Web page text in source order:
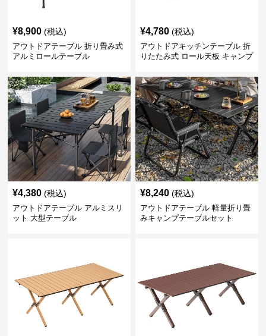
¥8,900 (税込)
アウトドアテーブル 折り畳み式
アルミロールテーブル
¥4,780 (税込)
アウトドアキッチンテーブル 折
りたたみ式 ロール天板 キャンプ
¥4,380 (税込)
アウトドアテーブル アルミスリ
ット 大型テーブル
¥8,240 (税込)
アウトドアテーブル 軽量折り畳
みキャンプテーブルセット